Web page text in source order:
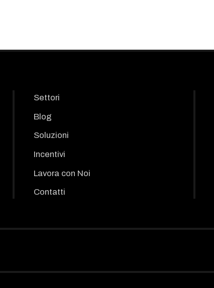
Settori
Blog
Soluzioni
Incentivi
Lavora con Noi
Contatti